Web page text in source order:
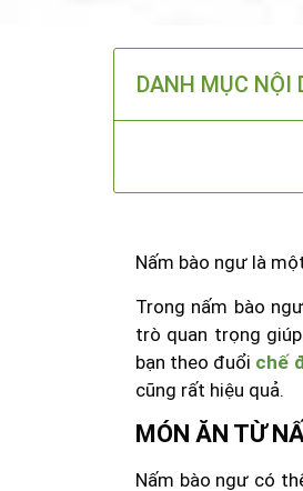
DANH MỤC NỘI
Nấm bào ngư là
Trong nấm bào
trò quan trọng
bạn theo đuổi chế
cũng rất hiệu quả.
MÓN ĂN TỪ
Nấm bào ngư có